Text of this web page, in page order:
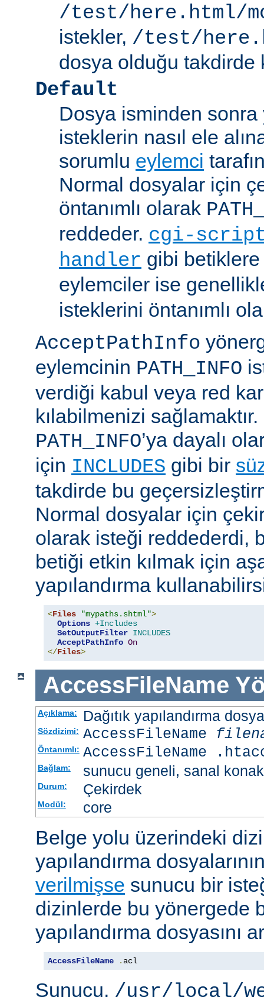
/test/here.html/
istekler, /test/
dosya olduğu takdirde
Default
Dosya isminden
isteklerin nasıl ele
sorumlu eylemci
Normal dosyalar için
öntanımlı olarak
reddeder. cgi-
handler gibi
eylemciler ise
isteklerini öntanımlı
AcceptPathInfo
eylemcinin PATH_INFO
verdiği kabul veya red
kılabilmenizi
PATH_INFO’ya dayalı
için INCLUDES gibi bir
takdirde bu
Normal dosyalar için
olarak isteği reddederdi,
betiği etkin kılmak için
yapılandırma
<Files "mypaths.shtml">
Options +Includes
SetOutputFilter INCLUDES
AcceptPathInfo On
</Files>
AccessFileName
Açıklama: Dağıtık yapılandırma
Sözdizimi: AccessFileName
Öntanımlı: AccessFileName
Bağlam: sunucu geneli, sanal konak
Durum: Çekirdek
Modül: core
Belge yolu üzerindeki
yapılandırma
verilmişse sunucu bir
dizinlerde bu yönergede
yapılandırma dosyasını
AccessFileName . acl
Sunucu, /usr/local/